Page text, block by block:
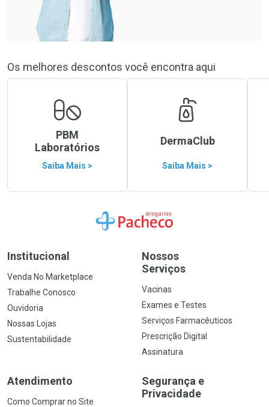
Os melhores descontos você encontra aqui
PBM
Laboratórios
Saiba Mais >
DermaClub
Saiba Mais >
Ir para a Home
Institucional
Venda No Marketplace
Trabalhe Conosco
Ouvidoria
Nossas Lojas
Sustentabilidade
Nossos
Serviços
Vacinas
Exames e Testes
Serviços Farmacêuticos
Prescrição Digital
Assinatura
Atendimento
Como Comprar no Site
Segurança e
Privacidade